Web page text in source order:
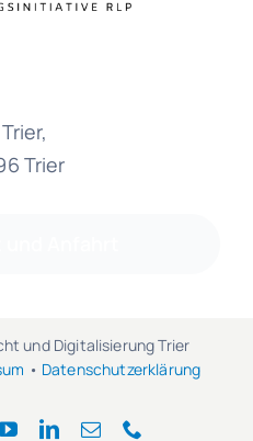
Trier
und Digitalisierung Trier
• Datenschutzerklärung